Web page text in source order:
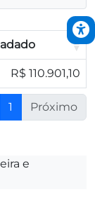
R$ 110.901,10
1 Próximo
e